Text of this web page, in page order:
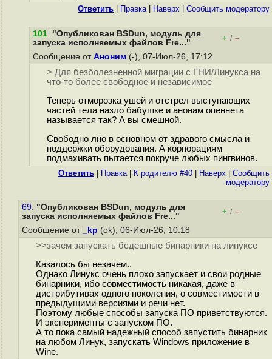
Ответить Правка| Наверх Cообщить модератору
101. "Опубликован BSDun, модуль для
запуска исполняемых файлов Fre..."
+ / –
Сообщение от Аноним (-), 07-Июл-26, 17:12
> Для безболезненной миграции с ГНИ/Линукса на
что-то более свободное и независимое
Теперь отморозка ушей и отстрел выступающих
частей тела назло бабушке и анонам опеннета
называется так? А вы смешной.
Свободно лно в основном от здравого смысла и
поддержки оборудования. А корпорациям
подмахивать пытается покруче любых пингвинов.
Ответить Правка| К родителю #40 Наверх
Cообщить
модератору
69. "Опубликован BSDun, модуль для
запуска исполняемых файлов Fre..."
+ / –
Сообщение от _kp (ok), 06-Июл-26, 10:18
>>зачем запускать бсдешные бинарники на линуксе
Казалось бы незачем..
Однако Линукс очень плохо запускает и свои родные
бинарники, ибо совместимость никакая, даже в
дистрибутивах одного поколения, о совместимости в
предыдущими версиями и речи нет.
Поэтому любые способы запуска ПО приветствуются.
И эксперименты с запуском ПО.
А то пока самый надежный способ запустить бинарник
на любом Линук, запускать Windows приложение в
Wine.